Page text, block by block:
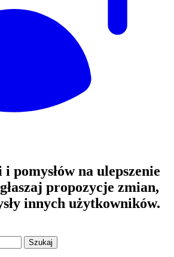
pomysłów na ulepszenie
propozycje zmian,
innych użytkowników.
Szukaj